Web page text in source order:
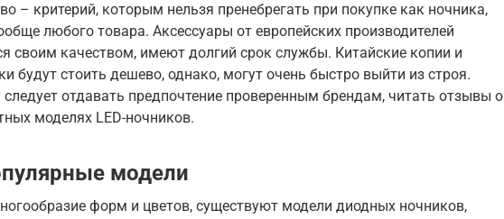
– критерий, которым нельзя пренебрегать при покупке как ночника,
любого товара. Аксессуары от европейских производителей
своим качеством, имеют долгий срок службы. Китайские копии и
будут стоить дешево, однако, могут очень быстро выйти из строя.
следует отдавать предпочтение проверенным брендам, читать отзывы о
моделях LED-ночников.
модели
форм и цветов, существуют модели диодных ночников,